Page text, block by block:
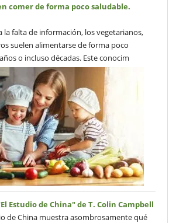
comer de forma poco saludable.
la falta de información, los vegetarianos,
suelen alimentarse de forma poco
o incluso décadas. Este conocim
Estudio de China" de T. Colin Campbell
de China muestra asombrosamente qué